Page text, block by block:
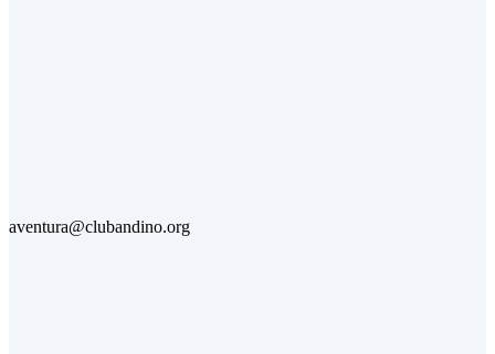
aventura@clubandino.org